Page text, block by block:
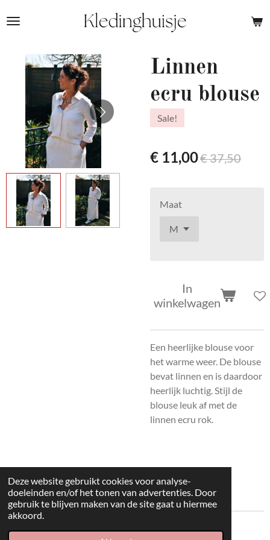
Deze website gebruikt cookies voor analyse-
doeleinden en/of het tonen van advertenties. Door
gebruik te blijven maken van de site gaat u hiermee
akkoord.
direct
hoofdinhoud
Linnen
ecru blouse
Sale!
€ 11,00€ 37,50
Maat
In
winkelwagen
Een heerlijke blouse voor
het warme weer. De blouse
bevat linnen en is daardoor
heerlijk luchtig. Stijl de
blouse leuk af met de
linnen ecru rok.
© 2022 kleding huisje